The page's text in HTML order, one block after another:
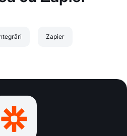
Zapier